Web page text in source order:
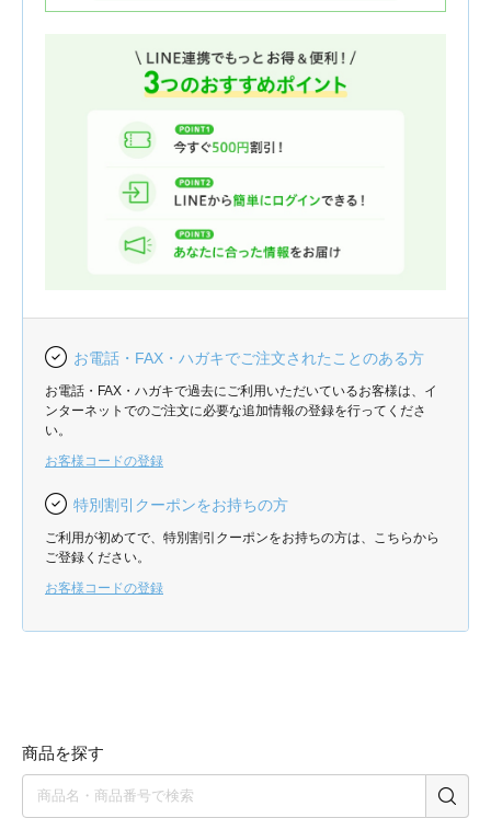
お電話・FAX・ハガキでご注文されたことのある方
お電話・FAX・ハガキで過去にご利用いただいているお客様は、イ
ンターネットでのご注文に必要な追加情報の登録を行ってくださ
い。
お客様コードの登録
特別割引クーポンをお持ちの方
ご利用が初めてで、特別割引クーポンをお持ちの方は、こちらから
ご登録ください。
お客様コードの登録
商品を探す